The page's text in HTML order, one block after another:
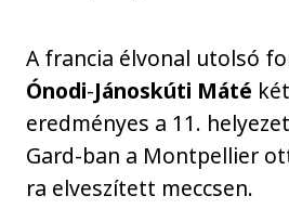
A francia élvonal utolsó
Ónodi-Jánoskúti Máté
eredményes a 11.
Gard-ban a Montpellier
ra elveszített meccsen.